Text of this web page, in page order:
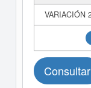
Consultar